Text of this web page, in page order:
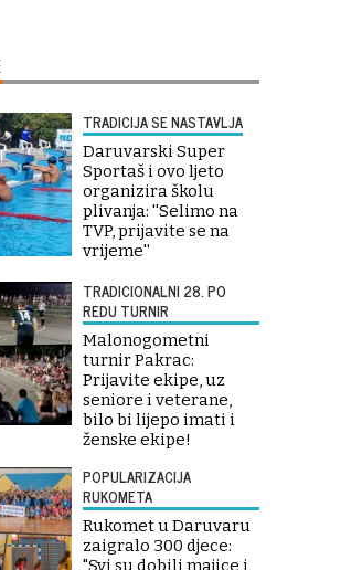
TRADICIJA SE NASTAVLJA
Daruvarski Super
Sportaš i ovo ljeto
organizira školu
plivanja: ''Selimo na
TVP, prijavite se na
vrijeme''
TRADICIONALNI 28. PO
REDU TURNIR
Malonogometni
turnir Pakrac:
Prijavite ekipe, uz
seniore i veterane,
bilo bi lijepo imati i
ženske ekipe!
POPULARIZACIJA
RUKOMETA
Rukomet u Daruvaru
zaigralo 300 djece:
"Svi su dobili majice i